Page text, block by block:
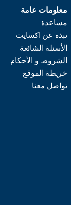
معلومات عامة
مساعدة
نبذة عن اكسايت
الأسئلة الشائعة
الشروط و الأحكام
خريطة الموقع
تواصل معنا